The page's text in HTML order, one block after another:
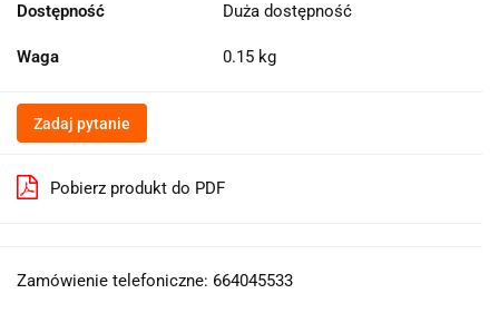
Dostępność Duża dostępność
Waga 0.15 kg
Zadaj pytanie
Pobierz produkt do PDF
Zamówienie telefoniczne: 664045533